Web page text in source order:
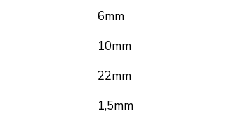
6mm
10mm
22mm
1,5mm